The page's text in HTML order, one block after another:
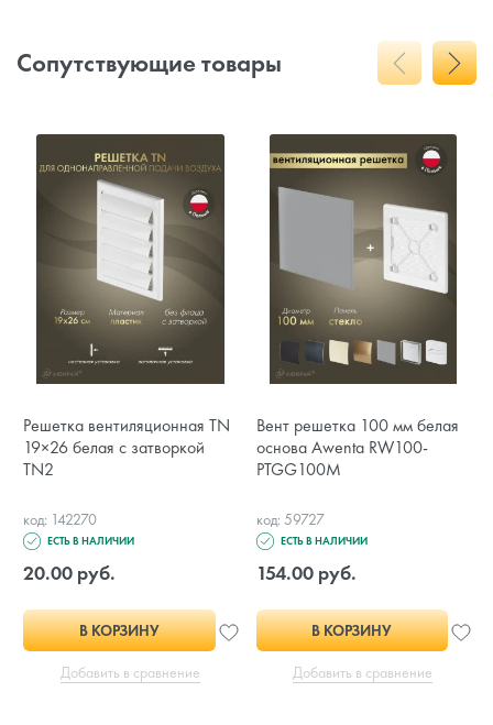
Сопутствующие товары
Решетка вентиляционная TN
19×26 белая с затворкой
TN2
код: 142270
ЕСТЬ В НАЛИЧИИ
20.00 руб.
В КОРЗИНУ
Добавить в сравнение
Вент решетка 100 мм белая
основа Awenta RW100-
PTGG100M
код: 59727
ЕСТЬ В НАЛИЧИИ
154.00 руб.
В КОРЗИНУ
Добавить в сравнение